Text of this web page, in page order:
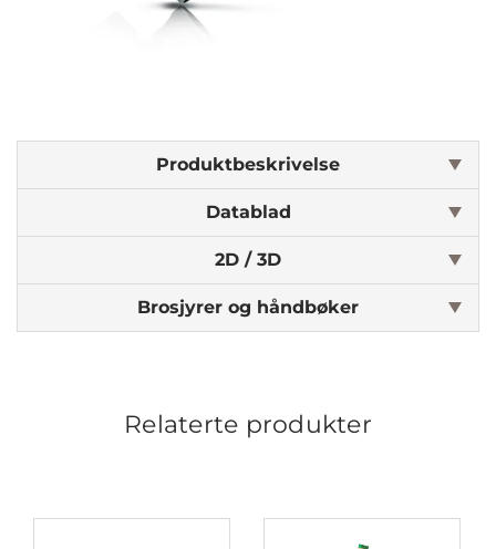
Produktbeskrivelse
Datablad
2D / 3D
Brosjyrer og håndbøker
Relaterte produkter